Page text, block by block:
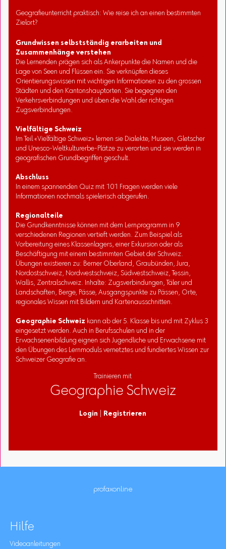
Geografieunterricht praktisch: Wie reise ich an einen bestimmten
Zielort?
Grundwissen selbstständig erarbeiten und
Zusammenhänge verstehen
Die Lernenden prägen sich als Ankerpunkte die Namen und die
Lage von Seen und Flüssen ein. Sie verknüpfen dieses
Orientierungswissen mit wichtigen Informationen zu den grossen
Städten und den Kantonshauptorten. Sie begegnen den
Verkehrsverbindungen und üben die Wahl der richtigen
Zugsverbindungen.
Vielfältige Schweiz
Im Teil «Vielfältige Schweiz» lernen sie Dialekte, Museen, Gletscher
und Unesco-Weltkulturerbe-Plätze zu verorten und sie werden in
geografischen Grundbegriffen geschult.
Abschluss
In einem spannenden Quiz mit 101 Fragen werden viele
Informationen nochmals spielerisch abgerufen.
Regionalteile
Die Grundkenntnisse können mit dem Lernprogramm in 9
verschiedenen Regionen vertieft werden. Zum Beispiel als
Vorbereitung eines Klassenlagers, einer Exkursion oder als
Beschäftigung mit einem bestimmten Gebiet der Schweiz.
Übungen existieren zu: Berner Oberland, Graubünden, Jura,
Nordostschweiz, Nordwestschweiz, Südwestschweiz, Tessin,
Wallis, Zentralschweiz. Inhalte: Zugsverbindungen, Täler und
Landschaften, Berge, Pässe, Ausgangspunkte zu Pässen, Orte,
regionales Wissen mit Bildern und Kartenausschnitten.
Geographie Schweiz kann ab der 5. Klasse bis und mit Zyklus 3
eingesetzt werden. Auch in Berufsschulen und in der
Erwachsenenbildung eignen sich Jugendliche und Erwachsene mit
den Übungen des Lernmoduls vernetztes und fundiertes Wissen zur
Schweizer Geografie an.
Trainieren mit
Geographie Schweiz
Login Registrieren
profaxonline
Hilfe
Videoanleitungen